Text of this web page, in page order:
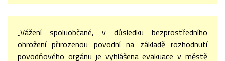
„Vážení spoluobčané, v důsledku bezprostředního
ohrožení přirozenou povodní na základě rozhodnutí
povodňového orgánu je vyhlášena evakuace v městě